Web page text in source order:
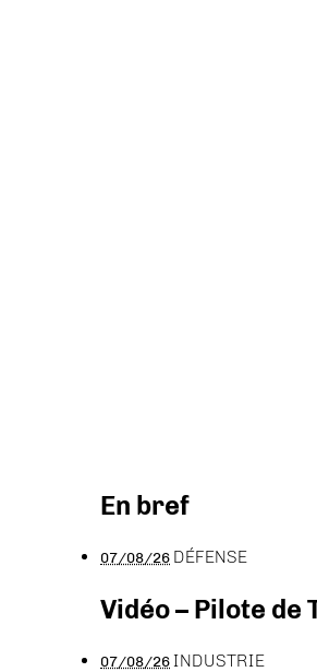
En bref
07/08/26 DÉFENSE
Vidéo – Pilote
07/08/26INDUSTRIE